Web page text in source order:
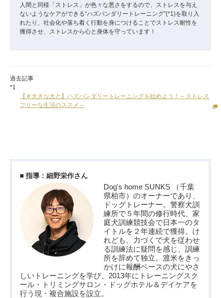
人間と同様「ストレス」が色々な悪さをするので、ストレスを与え
ないようなケアができる“ハズバンダリートレーニング”(*1)を取り入
れたり、社会化や落ち着く行動を身につけることでストレス耐性を
獲得させ、ストレスから心と身体を守っています！
過去記事
*1
【＃大きな犬と】ハズバンダリートレーニングを始めよう！～ストレス
フリーな生活のススメ～
■ 指導：細野栄作さん
Dog's home SUNKS （千葉
県柏市）のオーナーであり、
ドッグトレーナー。警察犬訓
練所で５年間の修行時代、家
庭犬訓練競技会で日本一のタ
イトルを２年連続で獲得。け
れども、力づくで犬を従わせ
る訓練法に疑問を感じ、訓練
所を辞めて独立。渡米をきっ
かけに報酬ベースの犬にやさ
しいトレーニングを学び、2013年にトレーニングスク
ール・トリミングサロン・ドッグホテル＆デイケアを
行う現・複合施設を設立。